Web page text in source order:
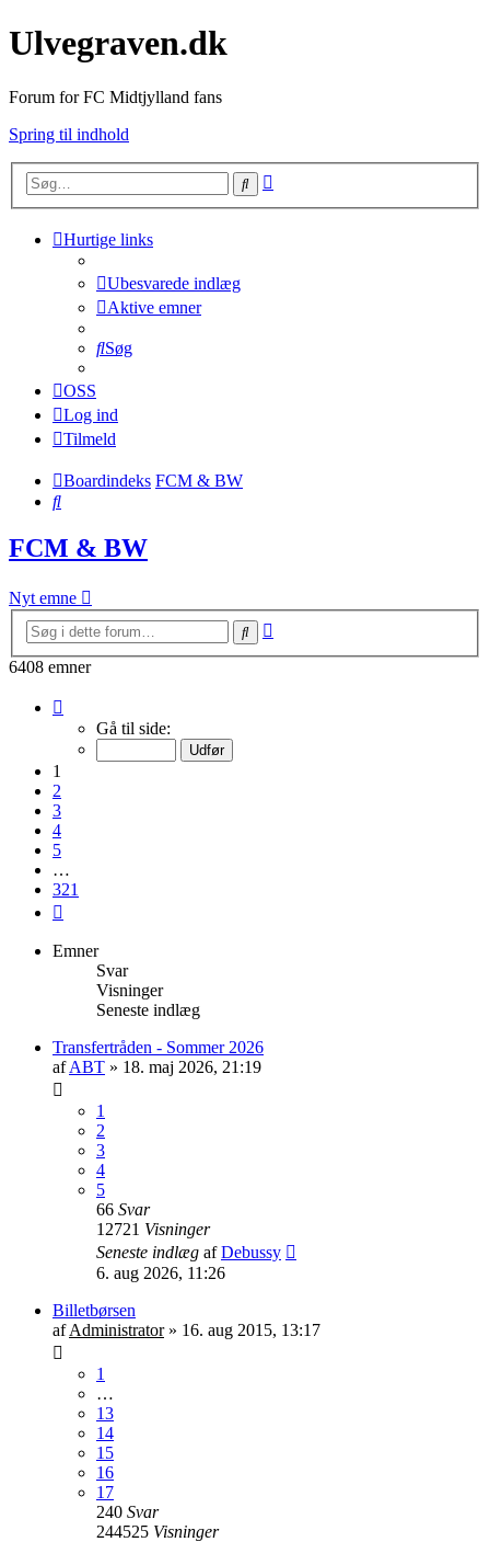
Ulvegraven.dk
Forum for FC Midtjylland fans
Spring til indhold
Søg
Hurtige links
Ubesvarede indlæg
Aktive emner
Søg
OSS
Log ind
Tilmeld
Boardindeks FCM & BW
Søg
FCM & BW
Nyt emne
Søg
6408 emner
Gå til side:
1
2
3
4
5
…
321
Emner
Svar
Visninger
Seneste indlæg
Transfertråden - Sommer 2026
afABT » 18. maj 2026, 21:19
1
2
3
4
5
66 Svar
12721 Visninger
Seneste indlæg afDebussy
6. aug 2026, 11:26
Billetbørsen
afAdministrator» 16. aug 2015, 13:17
1
…
13
14
15
16
17
240 Svar
244525 Visninger